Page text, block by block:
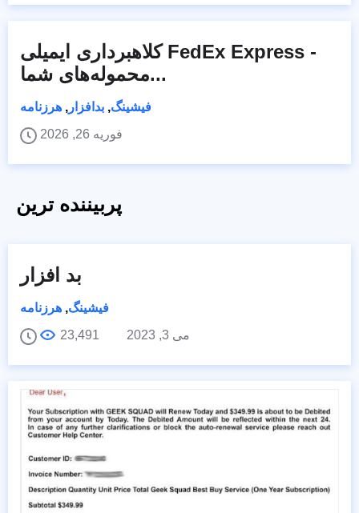
کلاهبرداری ایمیلی FedEx Express -
محموله‌های شما...
فیشینگ, بدافزار , هرزنامه
فوریه 26, 2026
پربیننده ترین
بد افزار
فیشینگ, هرزنامه
می 3, 2023
23,491